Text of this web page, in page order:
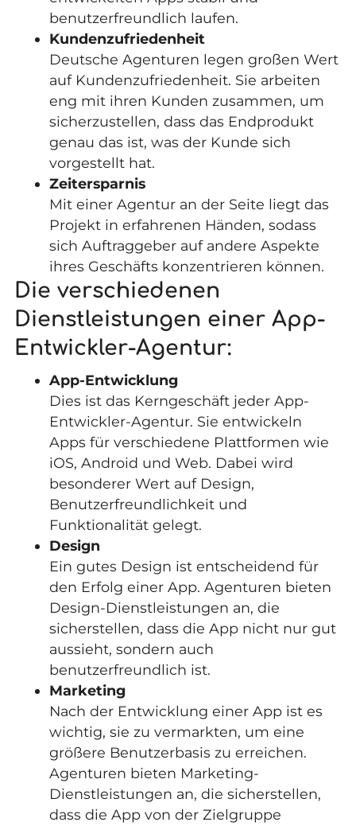
benutzerfreundlich laufen.
Kundenzufriedenheit
Deutsche Agenturen legen großen Wert
auf Kundenzufriedenheit. Sie arbeiten
eng mit ihren Kunden zusammen, um
sicherzustellen, dass das Endprodukt
genau das ist, was der Kunde sich
vorgestellt hat.
Zeitersparnis
Mit einer Agentur an der Seite liegt das
Projekt in erfahrenen Händen, sodass
sich Auftraggeber auf andere Aspekte
ihres Geschäfts konzentrieren können.
Die verschiedenen
Dienstleistungen einer App-
Entwickler-Agentur:
App-Entwicklung
Dies ist das Kerngeschäft jeder App-
Entwickler-Agentur. Sie entwickeln
Apps für verschiedene Plattformen wie
iOS, Android und Web. Dabei wird
besonderer Wert auf Design,
Benutzerfreundlichkeit und
Funktionalität gelegt.
Design
Ein gutes Design ist entscheidend für
den Erfolg einer App. Agenturen bieten
Design-Dienstleistungen an, die
sicherstellen, dass die App nicht nur gut
aussieht, sondern auch
benutzerfreundlich ist.
Marketing
Nach der Entwicklung einer App ist es
wichtig, sie zu vermarkten, um eine
größere Benutzerbasis zu erreichen.
Agenturen bieten Marketing-
Dienstleistungen an, die sicherstellen,
dass die App von der Zielgruppe